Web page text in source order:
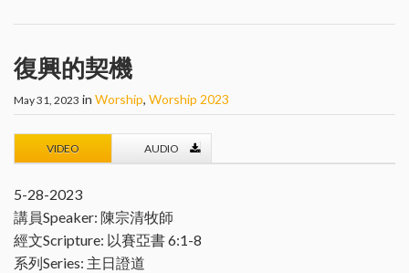
復興的契機
May 31, 2023 in Worship, Worship 2023
VIDEO AUDIO
5-28-2023
講員Speaker: 陳宗清牧師
經文Scripture: 以賽亞書 6:1-8
系列Series: 主日證道